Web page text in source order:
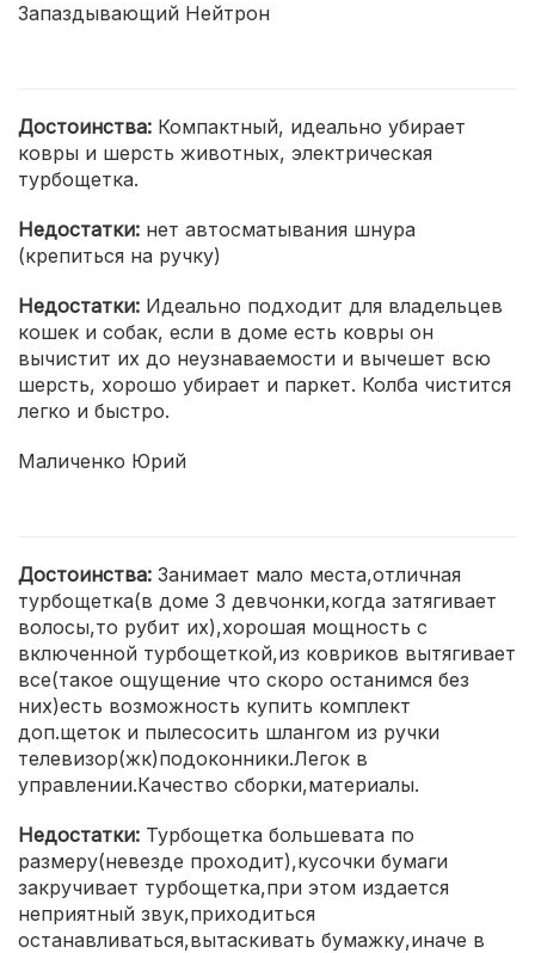
Запаздывающий Нейтрон
Достоинства: Компактный, идеально убирает
ковры и шерсть животных, электрическая
турбощетка.
Недостатки: нет автосматывания шнура
(крепиться на ручку)
Недостатки: Идеально подходит для владельцев
кошек и собак, если в доме есть ковры он
вычистит их до неузнаваемости и вычешет всю
шерсть, хорошо убирает и паркет. Колба чистится
легко и быстро.
Маличенко Юрий
Достоинства: Занимает мало места,отличная
турбощетка(в доме 3 девчонки,когда затягивает
волосы,то рубит их),хорошая мощность с
включенной турбощеткой,из ковриков вытягивает
все(такое ощущение что скоро останимся без
них)есть возможность купить комплект
доп.щеток и пылесосить шлангом из ручки
телевизор(жк)подоконники.Легок в
управлении.Качество сборки,материалы.
Недостатки: Турбощетка большевата по
размеру(невезде проходит),кусочки бумаги
закручивает турбощетка,при этом издается
неприятный звук,приходиться
останавливаться,вытаскивать бумажку,иначе в